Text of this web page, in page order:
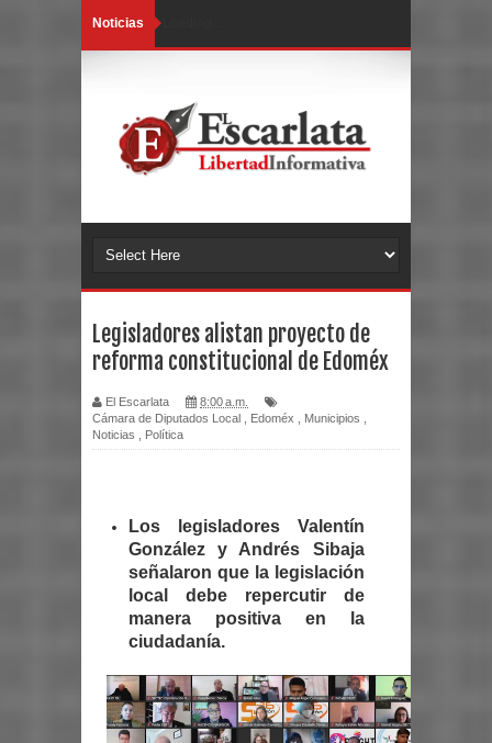
Noticias
Legisladores alistan proyecto de
reforma constitucional de Edoméx
El Escarlata
8:00 a.m.
Cámara de Diputados Local
Edoméx Municipios
Noticias
Política
Los legisladores Valentín
González y Andrés Sibaja
señalaron que la legislación
local debe repercutir de
manera positiva en la
ciudadanía.